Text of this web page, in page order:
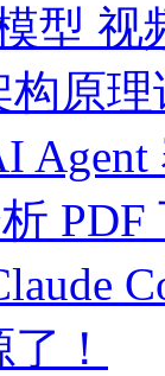
型 视
构原
PDF
！